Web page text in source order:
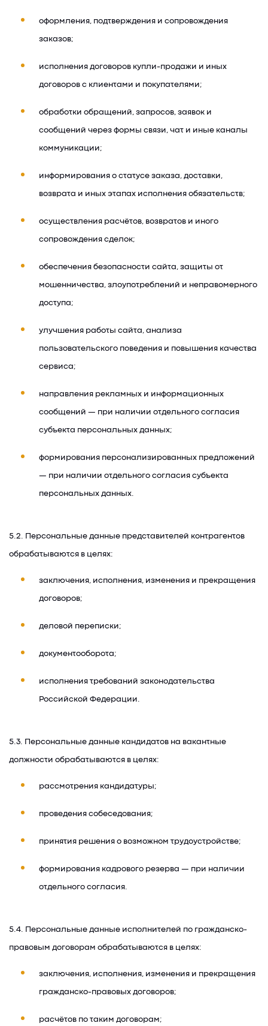
оформления, подтверждения и сопровождения
заказов;
исполнения договоров купли-продажи и иных
договоров с клиентами и покупателями;
обработки обращений, запросов, заявок и
сообщений через формы связи, чат и иные каналы
коммуникации;
информирования о статусе заказа, доставки,
возврата и иных этапах исполнения обязательств;
осуществления расчётов, возвратов и иного
сопровождения сделок;
обеспечения безопасности сайта, защиты от
мошенничества, злоупотреблений и неправомерного
доступа;
улучшения работы сайта, анализа
пользовательского поведения и повышения качества
сервиса;
направления рекламных и информационных
сообщений — при наличии отдельного согласия
субъекта персональных данных;
формирования персонализированных предложений
— при наличии отдельного согласия субъекта
персональных данных.
5.2. Персональные данные представителей контрагентов
обрабатываются в целях:
заключения, исполнения, изменения и прекращения
договоров;
деловой переписки;
документооборота;
исполнения требований законодательства
Российской Федерации.
5.3. Персональные данные кандидатов на вакантные
должности обрабатываются в целях:
рассмотрения кандидатуры;
проведения собеседования;
принятия решения о возможном трудоустройстве;
формирования кадрового резерва — при наличии
отдельного согласия.
5.4. Персональные данные исполнителей по гражданско-
правовым договорам обрабатываются в целях:
заключения, исполнения, изменения и прекращения
гражданско-правовых договоров;
расчётов по таким договорам;